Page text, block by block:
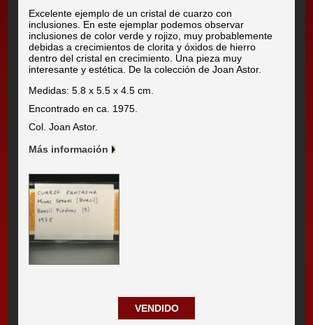
Excelente ejemplo de un cristal de cuarzo con
inclusiones. En este ejemplar podemos observar
inclusiones de color verde y rojizo, muy probablemente
debidas a crecimientos de clorita y óxidos de hierro
dentro del cristal en crecimiento. Una pieza muy
interesante y estética. De la colección de Joan Astor.
Medidas: 5.8 x 5.5 x 4.5 cm.
Encontrado en ca. 1975.
Col. Joan Astor.
Más información
VENDIDO